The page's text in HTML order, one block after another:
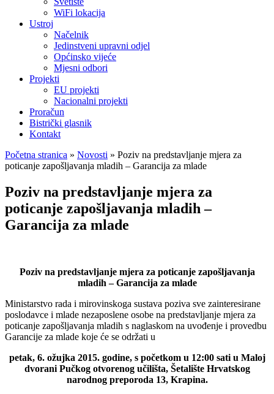
WiFi lokacija
Ustroj
Načelnik
Jedinstveni upravni odjel
Općinsko vijeće
Mjesni odbori
Projekti
EU projekti
Nacionalni projekti
Proračun
Bistrički glasnik
Kontakt
Početna stranica » Novosti » Poziv na predstavljanje mjera za
poticanje zapošljavanja mladih – Garancija za mlade
Poziv na predstavljanje mjera za
poticanje zapošljavanja mladih –
Garancija za mlade
Poziv na predstavljanje mjera za poticanje zapošljavanja
mladih – Garancija za mlade
Ministarstvo rada i mirovinskoga sustava poziva sve zainteresirane
poslodavce i mlade nezaposlene osobe na predstavljanje mjera za
poticanje zapošljavanja mladih s naglaskom na uvođenje i provedbu
Garancije za mlade koje će se održati u
petak, 6. ožujka 2015. godine, s početkom u 12:00 sati u Maloj
dvorani Pučkog otvorenog učilišta, Šetalište Hrvatskog
narodnog preporoda 13, Krapina.